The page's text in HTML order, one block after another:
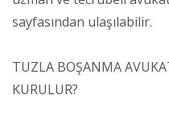
sayfasından ulaşılabilir.
TUZLA BOŞANMA
KURULUR?